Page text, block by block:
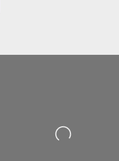
Loading...